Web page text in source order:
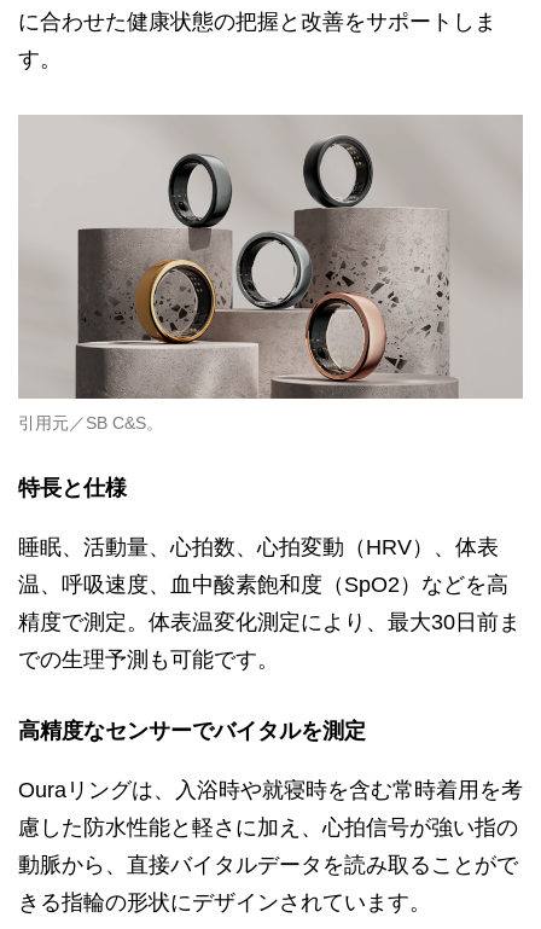
に合わせた健康状態の把握と改善をサポートしま
す。
引用元／SB C&S。
特長と仕様
睡眠、活動量、心拍数、心拍変動（HRV）、体表
温、呼吸速度、血中酸素飽和度（SpO2）などを高
精度で測定。体表温変化測定により、最大30日前ま
での生理予測も可能です。
高精度なセンサーでバイタルを測定
Ouraリングは、入浴時や就寝時を含む常時着用を考
慮した防水性能と軽さに加え、心拍信号が強い指の
動脈から、直接バイタルデータを読み取ることがで
きる指輪の形状にデザインされています。